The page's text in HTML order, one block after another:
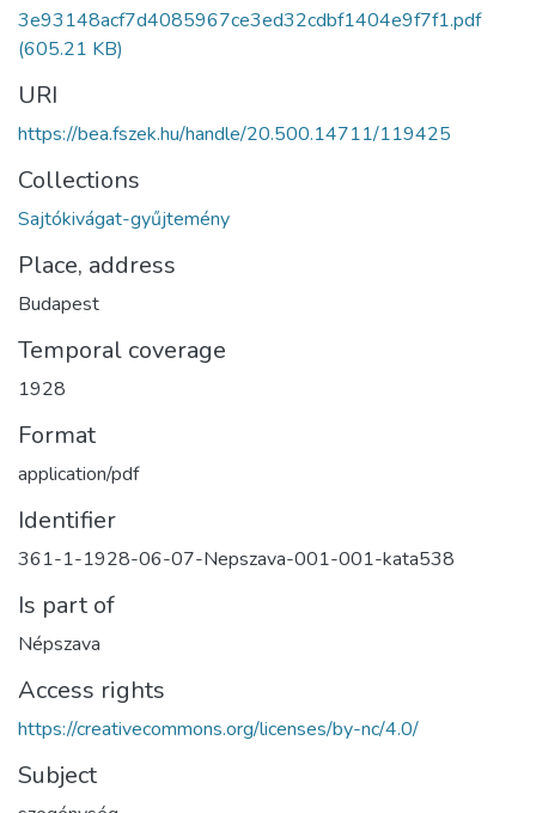
3e93148acf7d4085967ce3ed32cdbf1404e9f7f1.pdf
(605.21 KB)
URI
https://bea.fszek.hu/handle/20.500.14711/119425
Collections
Sajtókivágat-gyűjtemény
Place, address
Budapest
Temporal coverage
1928
Format
application/pdf
Identifier
361-1-1928-06-07-Nepszava-001-001-kata538
Is part of
Népszava
Access rights
https://creativecommons.org/licenses/by-nc/4.0/
Subject